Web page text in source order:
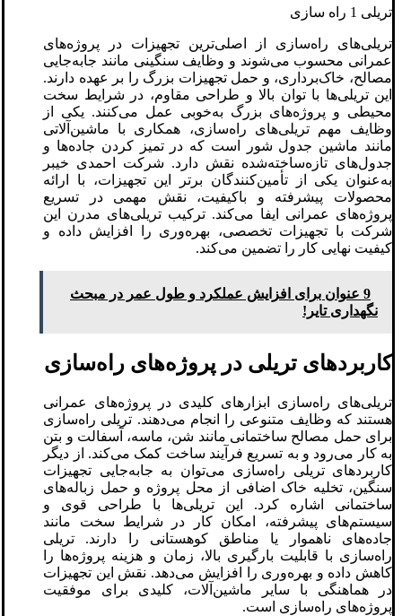
تریلی 1 راه سازی
تریلی‌های راه‌سازی از اصلی‌ترین تجهیزات در پروژه‌های
عمرانی محسوب می‌شوند و وظایف سنگینی مانند جابه‌جایی
مصالح، خاک‌برداری، و حمل تجهیزات بزرگ را بر عهده دارند.
این تریلی‌ها با توان بالا و طراحی مقاوم، در شرایط سخت
محیطی و پروژه‌های بزرگ به‌خوبی عمل می‌کنند. یکی از
وظایف مهم تریلی‌های راه‌سازی، همکاری با ماشین‌آلاتی
مانند ماشین جدول شور است که در تمیز کردن جاده‌ها و
جدول‌های تازه‌ساخته‌شده نقش دارد. شرکت احمدی خیبر
به‌عنوان یکی از تأمین‌کنندگان برتر این تجهیزات، با ارائه
محصولات پیشرفته و باکیفیت، نقش مهمی در تسریع
پروژه‌های عمرانی ایفا می‌کند. ترکیب تریلی‌های مدرن این
شرکت با تجهیزات تخصصی، بهره‌وری را افزایش داده و
کیفیت نهایی کار را تضمین می‌کند.
9 عنوان برای افزایش عملکرد و طول عمر در مبحث
نگهداری تایر!
کاربردهای تریلی در پروژه‌های راه‌سازی
تریلی‌های راه‌سازی ابزارهای کلیدی در پروژه‌های عمرانی
هستند که وظایف متنوعی را انجام می‌دهند. تریلی‌ راه‌سازی
برای حمل مصالح ساختمانی مانند شن، ماسه، آسفالت و بتن
به کار می‌رود و به تسریع فرآیند ساخت کمک می‌کند. از دیگر
کاربردهای تریلی‌ راه‌سازی می‌توان به جابه‌جایی تجهیزات
سنگین، تخلیه خاک اضافی از محل پروژه و حمل زباله‌های
ساختمانی اشاره کرد. این تریلی‌ها با طراحی قوی و
سیستم‌های پیشرفته، امکان کار در شرایط سخت مانند
جاده‌های ناهموار یا مناطق کوهستانی را دارند. تریلی
راه‌سازی با قابلیت بارگیری بالا، زمان و هزینه پروژه‌ها را
کاهش داده و بهره‌وری را افزایش می‌دهد. نقش این تجهیزات
در هماهنگی با سایر ماشین‌آلات، کلیدی برای موفقیت
پروژه‌های راه‌سازی است.